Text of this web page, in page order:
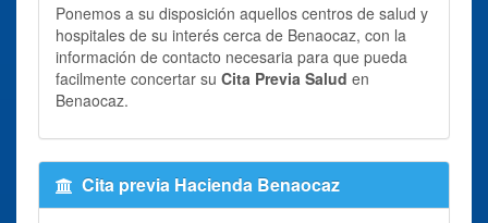
Ponemos a su disposición aquellos centros de salud y
hospitales de su interés cerca de Benaocaz, con la
información de contacto necesaria para que pueda
facilmente concertar su Cita Previa Salud en
Benaocaz.
Cita previa Hacienda Benaocaz